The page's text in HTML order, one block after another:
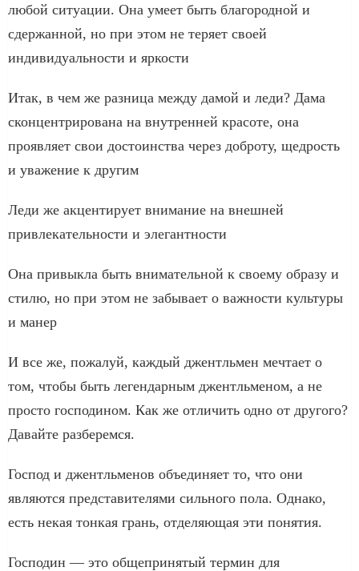
любой ситуации. Она умеет быть благородной и
сдержанной, но при этом не теряет своей
индивидуальности и яркости
Итак, в чем же разница между дамой и леди? Дама
сконцентрирована на внутренней красоте, она
проявляет свои достоинства через доброту, щедрость
и уважение к другим
Леди же акцентирует внимание на внешней
привлекательности и элегантности
Она привыкла быть внимательной к своему образу и
стилю, но при этом не забывает о важности культуры
и манер
И все же, пожалуй, каждый джентльмен мечтает о
том, чтобы быть легендарным джентльменом, а не
просто господином. Как же отличить одно от другого?
Давайте разберемся.
Господ и джентльменов объединяет то, что они
являются представителями сильного пола. Однако,
есть некая тонкая грань, отделяющая эти понятия.
Господин — это общепринятый термин для